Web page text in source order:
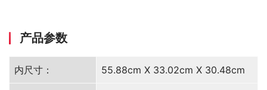
产品参数
内尺寸： 55.88cm X 33.02cm X 30.48cm